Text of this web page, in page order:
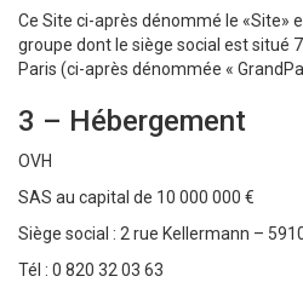
Ce Site ci-après dénommé le «Site»
groupe dont le siège social est situé
Paris (ci-après dénommée «
3 – Hébergement
OVH
SAS au capital de 10 000 000 €
Siège social : 2 rue Kellermann –
Tél : 0 820 32 03 63